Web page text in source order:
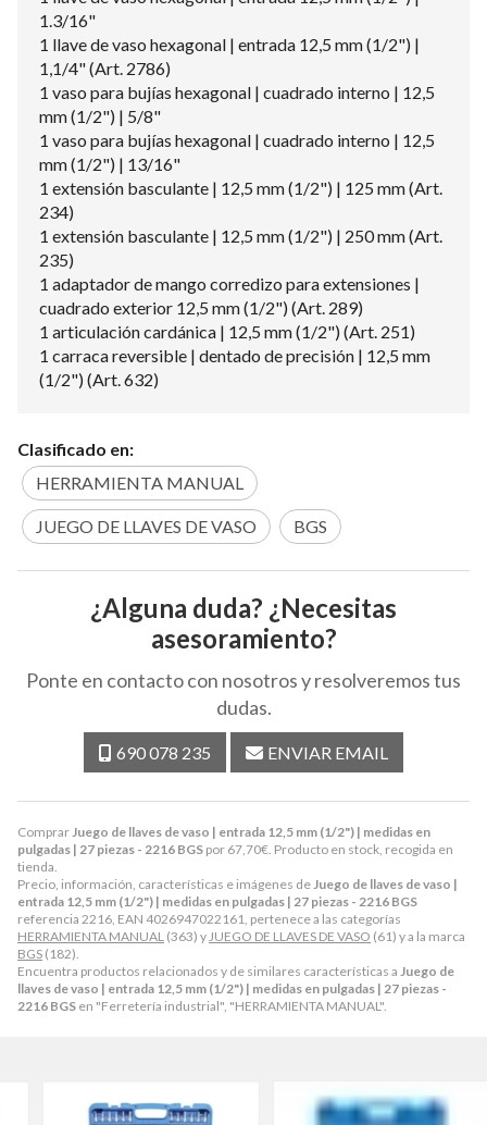
ComprarJuego de llaves de vaso | entrada 12,5 mm (1/2") | medidas en
pulgadas | 27 piezas - 2216 BGS por 67,70€. Producto en stock, recogida en
tienda.
Precio, información, características e imágenes deJuego de llaves de vaso |
entrada 12,5 mm (1/2") | medidas en pulgadas | 27 piezas - 2216 BGS
referencia 2216, EAN 4026947022161, pertenece a las categorías
HERRAMIENTA MANUAL (363) yJUEGO DE LLAVES DE VASO (61) y a la marca
BGS (182).
Encuentra productos relacionados y de similares características a Juego de
llaves de vaso | entrada 12,5 mm (1/2") | medidas en pulgadas | 27 piezas -
2216 BGS en "Ferretería industrial", "HERRAMIENTA MANUAL".
1.3/16"
1 llave de vaso hexagonal | entrada 12,5 mm (1/2") |
1,1/4" (Art. 2786)
1 vaso para bujías hexagonal | cuadrado interno | 12,5
mm (1/2") | 5/8"
1 vaso para bujías hexagonal | cuadrado interno | 12,5
mm (1/2") | 13/16"
1 extensión basculante | 12,5 mm (1/2") | 125 mm (Art.
234)
1 extensión basculante | 12,5 mm (1/2") | 250 mm (Art.
235)
1 adaptador de mango corredizo para extensiones |
cuadrado exterior 12,5 mm (1/2") (Art. 289)
1 articulación cardánica | 12,5 mm (1/2") (Art. 251)
1 carraca reversible | dentado de precisión | 12,5 mm
(1/2") (Art. 632)
Clasificado en:
HERRAMIENTA MANUAL
JUEGO DE LLAVES DE VASO BGS
¿Alguna duda? ¿Necesitas
asesoramiento?
Ponte en contacto con nosotros y resolveremos tus
dudas.
690 078 235 ENVIAR EMAIL